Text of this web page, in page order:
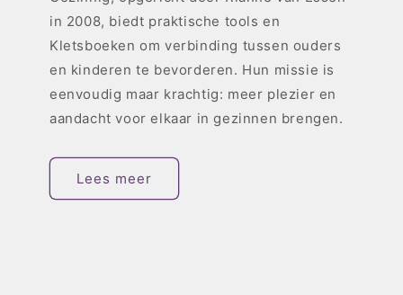
in 2008, biedt praktische tools en
Kletsboeken om verbinding tussen ouders
en kinderen te bevorderen. Hun missie is
eenvoudig maar krachtig: meer plezier en
aandacht voor elkaar in gezinnen brengen.
Lees meer